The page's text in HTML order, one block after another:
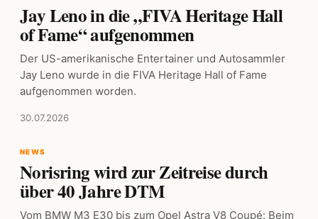
Jay Leno in die „FIVA Heritage Hall
of Fame“ aufgenommen
Der US-amerikanische Entertainer und Autosammler
Jay Leno wurde in die FIVA Heritage Hall of Fame
aufgenommen worden.
30.07.2026
NEWS
Norisring wird zur Zeitreise durch
über 40 Jahre DTM
Vom BMW M3 E30 bis zum Opel Astra V8 Coupé: Beim